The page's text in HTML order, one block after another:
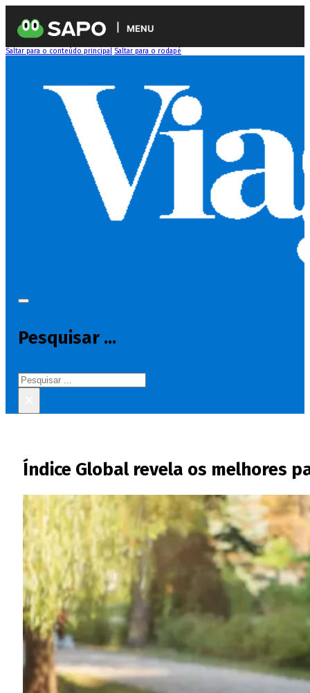
MENU
Saltar para o conteúdo principal Saltar para o rodapé
Pesquisar ...
Pesquisar
Índice Global revela os melhores